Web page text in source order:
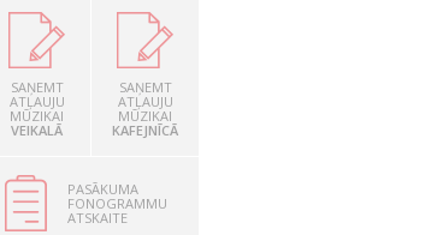
SAŅEMT
ATĻAUJU
MŪZIKAI
VEIKALĀ
SAŅEMT
ATĻAUJU
MŪZIKAI
KAFEJNĪCĀ
PASĀKUMA
FONOGRAMMU
ATSKAITE